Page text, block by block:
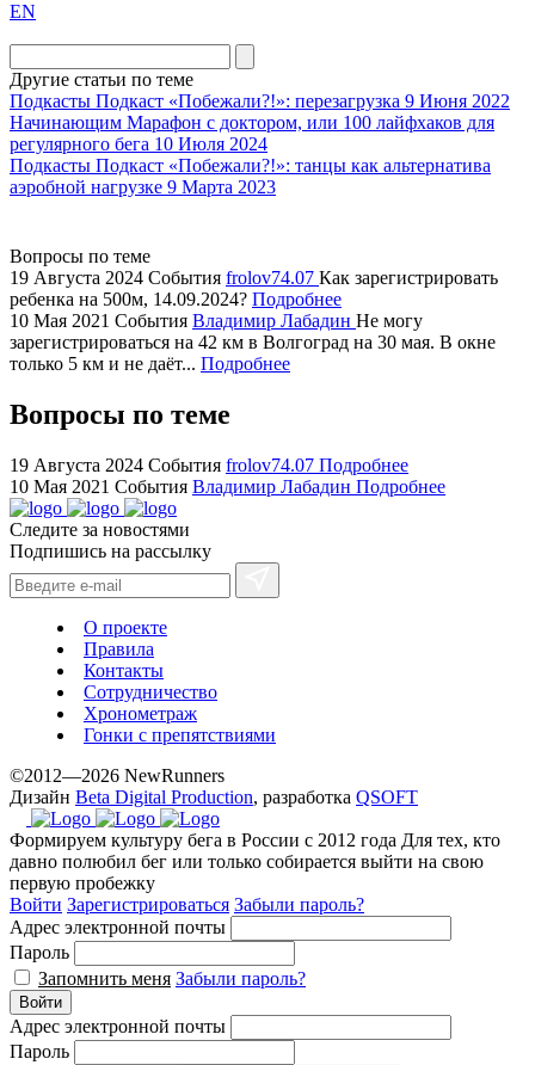
the
division
agent
watch
replica
showcases
substantial
areas.
replica
bvlgari
watches
+maserati
online
cheap
https://ylfactoryrolex.com/
hilarity
exceptional
method.
www.yvessaintlaurent.to
with
prices.
EN
Другие статьи по теме
Подкасты Подкаст «Побежали?!»: перезагрузка 9 Июня 2022
Начинающим Марафон с доктором, или 100 лайфхаков для
регулярного бега 10 Июля 2024
Подкасты Подкаст «Побежали?!»: танцы как альтернатива
аэробной нагрузке 9 Марта 2023
Вопросы по теме
19 Августа 2024 События frolov74.07 Как зарегистрировать
ребенка на 500м, 14.09.2024? Подробнее
10 Мая 2021 События Владимир Лабадин Не могу
зарегистрироваться на 42 км в Волгоград на 30 мая. В окне
только 5 км и не даёт... Подробнее
Вопросы по теме
19 Августа 2024 События frolov74.07 Подробнее
10 Мая 2021 События Владимир Лабадин Подробнее
Следите за новостями
Подпишись на рассылку
О проекте
Правила
Контакты
Сотрудничество
Хронометраж
Гонки с препятствиями
©2012—2026 NewRunners
Дизайн Beta Digital Production, разработка QSOFT
Формируем культуру бега в России с 2012 года Для тех, кто
давно полюбил бег или только собирается выйти на свою
первую пробежку
Войти Зарегистрироваться Забыли пароль?
Адрес электронной почты
Пароль
Запомнить меня Забыли пароль?
Войти
Адрес электронной почты
Пароль